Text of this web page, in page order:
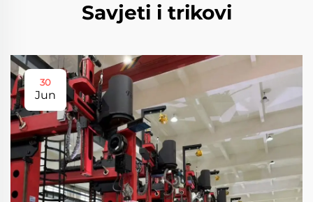
Savjeti i trikovi
30
Jun